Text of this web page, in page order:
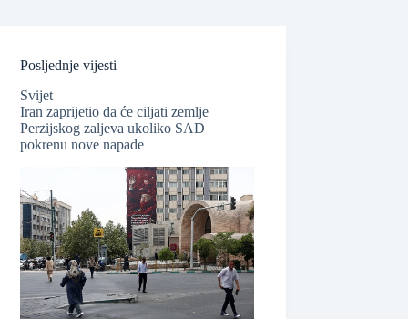
Posljednje vijesti
Svijet
Iran zaprijetio da će ciljati zemlje
Perzijskog zaljeva ukoliko SAD
pokrenu nove napade